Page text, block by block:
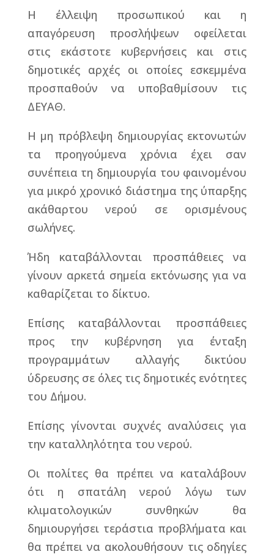
Η έλλειψη προσωπικού και η
απαγόρευση προσλήψεων οφείλεται
στις εκάστοτε κυβερνήσεις και στις
δημοτικές αρχές οι οποίες εσκεμμένα
προσπαθούν να υποβαθμίσουν τις
ΔΕΥΑΘ.
Η μη πρόβλεψη δημιουργίας εκτονωτών
τα προηγούμενα χρόνια έχει σαν
συνέπεια τη δημιουργία του φαινομένου
για μικρό χρονικό διάστημα της ύπαρξης
ακάθαρτου νερού σε ορισμένους
σωλήνες.
Ήδη καταβάλλονται προσπάθειες να
γίνουν αρκετά σημεία εκτόνωσης για να
καθαρίζεται το δίκτυο.
Επίσης καταβάλλονται προσπάθειες
προς την κυβέρνηση για ένταξη
προγραμμάτων αλλαγής δικτύου
ύδρευσης σε όλες τις δημοτικές ενότητες
του Δήμου.
Επίσης γίνονται συχνές αναλύσεις για
την καταλληλότητα του νερού.
Οι πολίτες θα πρέπει να καταλάβουν
ότι η σπατάλη νερού λόγω των
κλιματολογικών συνθηκών θα
δημιουργήσει τεράστια προβλήματα και
θα πρέπει να ακολουθήσουν τις οδηγίες